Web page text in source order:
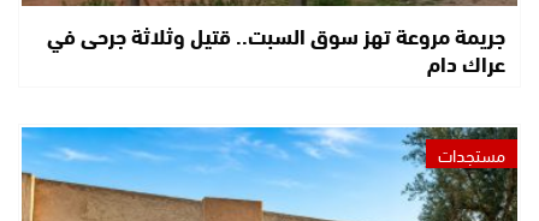
جريمة مروعة تهز سوق السبت.. قتيل وثلاثة جرحى في
عراك دام
مستجدات